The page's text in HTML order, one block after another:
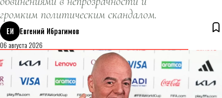
громким политическим скандалом.
ЕИ
Евгений Ибрагимов
06 августа 2026